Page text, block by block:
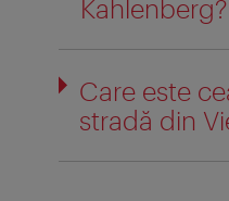
Kahlenberg?
Care este
stradă din